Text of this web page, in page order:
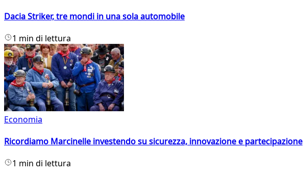
Dacia Striker, tre mondi in una sola automobile
1 min di lettura
Economia
Ricordiamo Marcinelle investendo su sicurezza, innovazione e partecipazione
1 min di lettura